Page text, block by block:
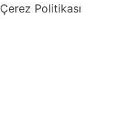
Çerez Politikası